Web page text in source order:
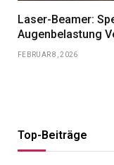
Laser-Beamer:
Augenbelastung
FEBRUAR 8, 2026
Top-Beiträge